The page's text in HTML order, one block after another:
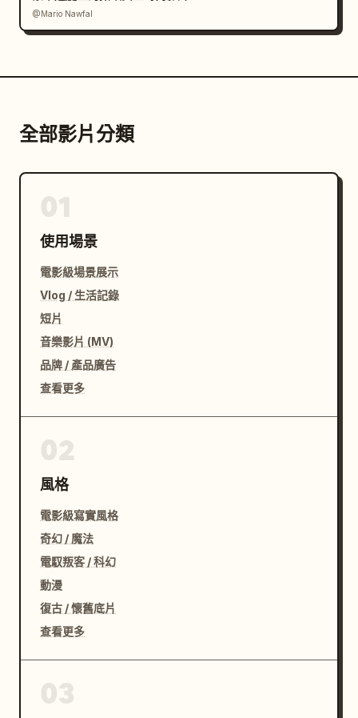
@Mario Nawfal
全部影片分類
使用場景
電影級場景展示
Vlog / 生活記錄
短片
音樂影片 (MV)
品牌 / 產品廣告
查看更多
風格
電影級寫實風格
奇幻 / 魔法
電馭叛客 / 科幻
動漫
復古 / 懷舊底片
查看更多